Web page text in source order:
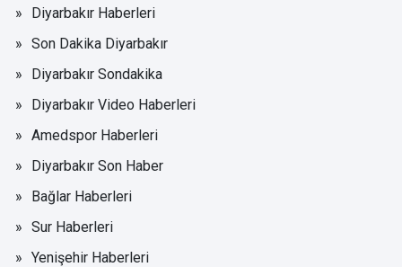
Diyarbakır Haberleri
Son Dakika Diyarbakır
Diyarbakır Sondakika
Diyarbakır Video Haberleri
Amedspor Haberleri
Diyarbakır Son Haber
Bağlar Haberleri
Sur Haberleri
Yenişehir Haberleri